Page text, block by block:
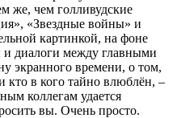
же, чем голливудские
«Звездные войны» и
картинкой, на фоне
и диалоги между главными
экранного времени, о том,
кто в кого тайно влюблён, –
коллегам удается
вы. Очень просто.